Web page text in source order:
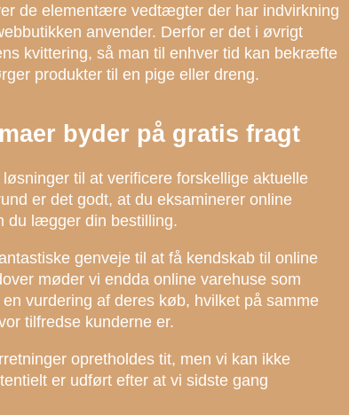
de elementære vedtægter der har indvirkning
anvender. Derfor er det i øvrigt
kvittering, så man til enhver tid kan bekræfte
produkter til en pige eller dreng.
byder på gratis fragt
til at verificere forskellige aktuelle
er det godt, at du eksaminerer online
du lægger din bestilling.
genveje til at få kendskab til online
møder vi endda online varehuse som
vurdering af deres køb, hvilket på samme
tilfredse kunderne er.
opretholdes tit, men vi kan ikke
er udført efter at vi sidste gang